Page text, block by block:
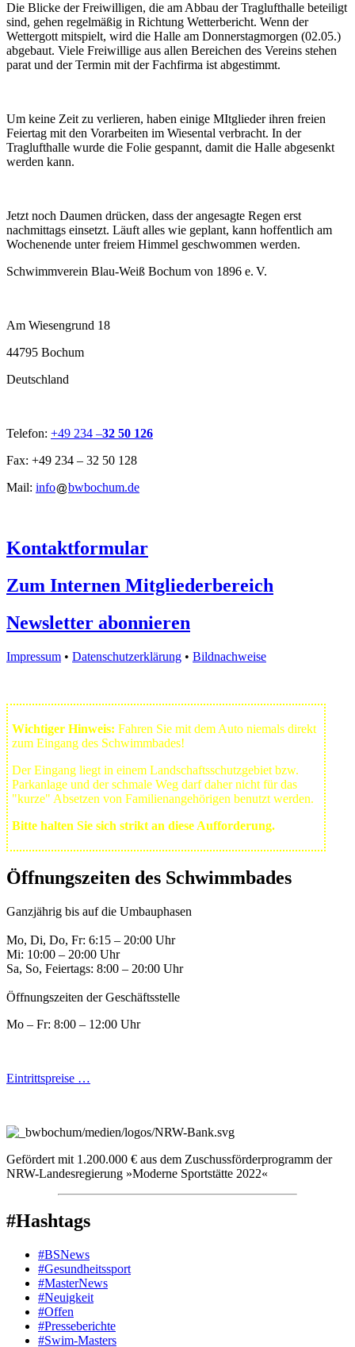
Die Blicke der Freiwilligen, die am Abbau der Traglufthalle beteiligt
sind, gehen regelmäßig in Richtung Wetterbericht. Wenn der
Wettergott mitspielt, wird die Halle am Donnerstagmorgen (02.05.)
abgebaut. Viele Freiwillige aus allen Bereichen des Vereins stehen
parat und der Termin mit der Fachfirma ist abgestimmt.
Um keine Zeit zu verlieren, haben einige MItglieder ihren freien
Feiertag mit den Vorarbeiten im Wiesental verbracht. In der
Traglufthalle wurde die Folie gespannt, damit die Halle abgesenkt
werden kann.
Jetzt noch Daumen drücken, dass der angesagte Regen erst
nachmittags einsetzt. Läuft alles wie geplant, kann hoffentlich am
Wochenende unter freiem Himmel geschwommen werden.
Schwimmverein Blau-Weiß Bochum von 1896 e. V.
Am Wiesengrund 18
44795 Bochum
Deutschland
Telefon: +49 234 –32 50 126
Fax: +49 234 – 32 50 128
Mail: info bwbochum.de
Kontaktformular
Zum Internen Mitgliederbereich
Newsletter abonnieren
Impressum • Datenschutzerklärung • Bildnachweise
Wichtiger Hinweis: Fahren Sie mit dem Auto niemals direkt
zum Eingang des Schwimmbades!
Der Eingang liegt in einem Landschafts­schutzgebiet bzw.
Park­anlage und der schmale Weg darf daher nicht für das
"kurze" Absetzen von Familienangehörigen benutzt werden.
Bitte halten Sie sich strikt an diese Aufforderung.
Öffnungszeiten des Schwimmbades
Ganzjährig bis auf die Umbauphasen
Mo, Di, Do, Fr: 6:15 – 20:00 Uhr
Mi: 10:00 – 20:00 Uhr
Sa, So, Feiertags: 8:00 – 20:00 Uhr
Öffnungszeiten der Geschäftsstelle
Mo – Fr: 8:00 – 12:00 Uhr
Eintrittspreise …
Gefördert mit 1.200.000 € aus dem Zuschussförderprogramm der
NRW-Landesregierung »Moderne Sportstätte 2022«
#Hashtags
#BSNews
#Gesundheitssport
#MasterNews
#Neuigkeit
#Offen
#Presse­berichte
#Swim-Masters